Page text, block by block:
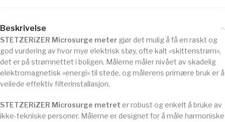
Beskrivelse
STETZERiZER Microsurge meter gjør det mulig å få en raskt og
god vurdering av hvor mye elektrisk støy, ofte kalt «skittenstrøm»,
det er på strømnettet i boligen. Målerne måler nivået av skadelig
elektromagnetisk «energi» til stede, og målerens primære bruk er å
veilede effektiv filterinstallasjon.
STETZERiZER Microsurge metret er robust og enkelt å bruke av
ikke-tekniske personer. Målerne er designet for å måle harmoniske